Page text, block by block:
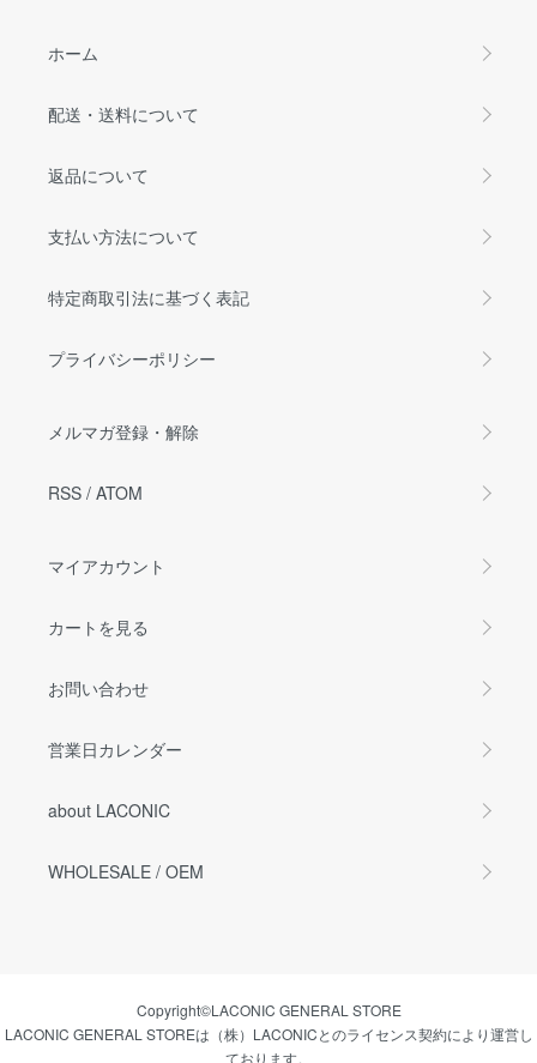
ホーム
配送・送料について
返品について
支払い方法について
特定商取引法に基づく表記
プライバシーポリシー
メルマガ登録・解除
RSS / ATOM
マイアカウント
カートを見る
お問い合わせ
営業日カレンダー
about LACONIC
WHOLESALE / OEM
Copyright©LACONIC GENERAL STORE
LACONIC GENERAL STOREは（株）LACONICとのライセンス契約により運営し
ております。